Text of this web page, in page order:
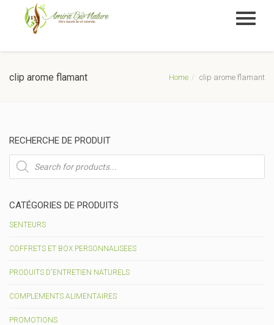
clip arome flamant Home clip arome flamant
RECHERCHE DE PRODUIT
Recherche
de
produits
CATÉGORIES DE PRODUITS
SENTEURS
COFFRETS ET BOX PERSONNALISEES
PRODUITS D'ENTRETIEN NATURELS
COMPLEMENTS ALIMENTAIRES
PROMOTIONS